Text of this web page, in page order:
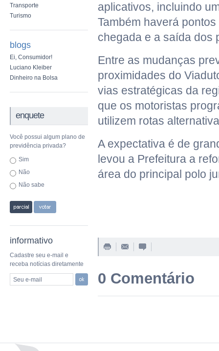
Transporte
Turismo
blogs
Ei, Consumidor!
Luciano Kleiber
Dinheiro na Bolsa
enquete
Você possui algum plano de
previdência privada?
Sim
Não
Não sabe
informativo
Cadastre seu e-mail e
receba notícias diretamente
Seu e-mail
aplicativos, incluindo
Também haverá
chegada e a saída dos
Entre as mudanças
proximidades do
vias estratégicas da
que os motoristas
utilizem rotas
A expectativa é de
levou a Prefeitura a
área do principal polo
0 Comentário